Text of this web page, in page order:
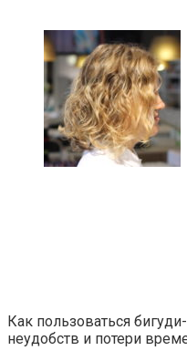
Как пользоваться
неудобств и потери